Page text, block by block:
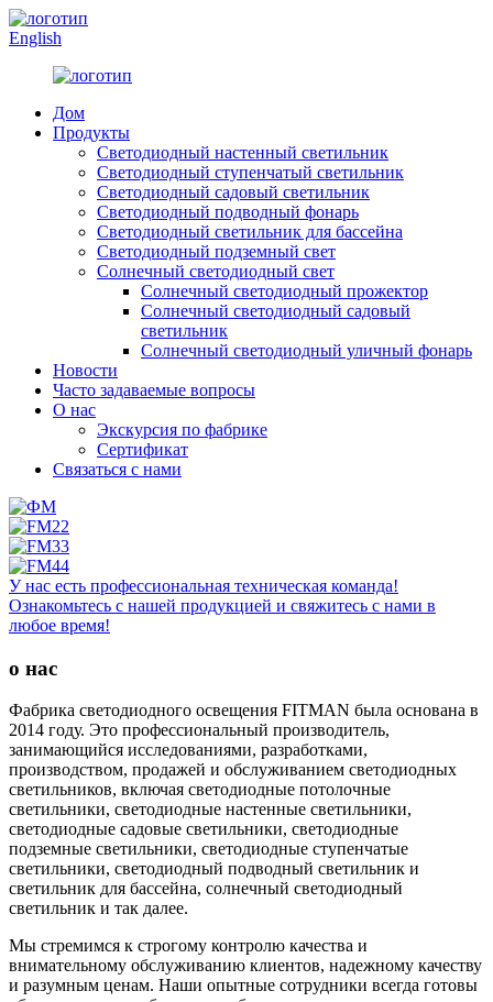
English
Дом
Продукты
Светодиодный настенный светильник
Светодиодный ступенчатый светильник
Светодиодный садовый светильник
Светодиодный подводный фонарь
Светодиодный светильник для бассейна
Светодиодный подземный свет
Солнечный светодиодный свет
Солнечный светодиодный прожектор
Солнечный светодиодный садовый
светильник
Солнечный светодиодный уличный фонарь
Новости
Часто задаваемые вопросы
О нас
Экскурсия по фабрике
Сертификат
Связаться с нами
У нас есть профессиональная техническая команда!
Ознакомьтесь с нашей продукцией и свяжитесь с нами в
любое время!
о нас
Фабрика светодиодного освещения FITMAN была основана в
2014 году. Это профессиональный производитель,
занимающийся исследованиями, разработками,
производством, продажей и обслуживанием светодиодных
светильников, включая светодиодные потолочные
светильники, светодиодные настенные светильники,
светодиодные садовые светильники, светодиодные
подземные светильники, светодиодные ступенчатые
светильники, светодиодный подводный светильник и
светильник для бассейна, солнечный светодиодный
светильник и так далее.
Мы стремимся к строгому контролю качества и
внимательному обслуживанию клиентов, надежному качеству
и разумным ценам. Наши опытные сотрудники всегда готовы